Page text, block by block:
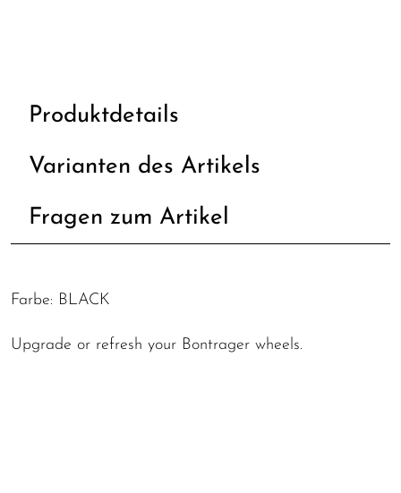
Produktdetails
Varianten des Artikels
Fragen zum Artikel
Farbe: BLACK
Upgrade or refresh your Bontrager wheels.